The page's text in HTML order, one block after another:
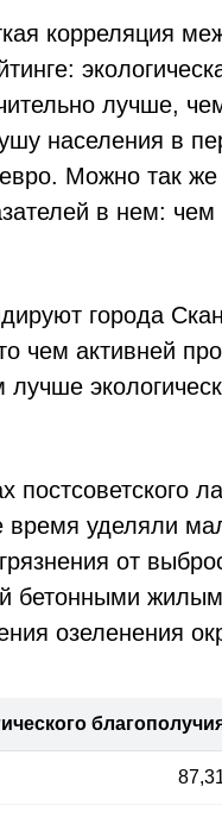
корреляция
лучше,
населения в
Можно так
в нем:
города
чем активней
постсоветского
уделяли
от
бетонными
озеленения